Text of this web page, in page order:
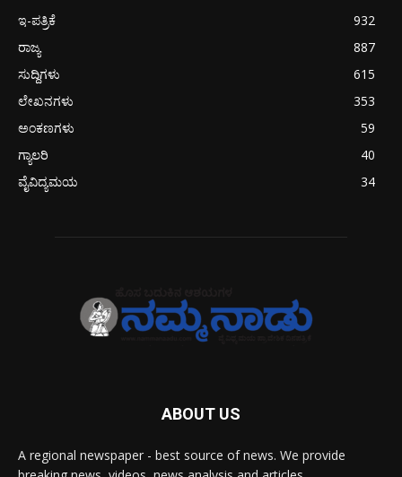
ಇ-ಪತ್ರಿಕೆ
932
ರಾಜ್ಯ
887
ಸುದ್ದಿಗಳು
615
ಲೇಖನಗಳು
353
ಅಂಕಣಗಳು
59
ಗ್ಯಾಲರಿ
40
ವೈವಿದ್ಯಮಯ
34
ABOUT US
A regional newspaper - best source of news. We provide